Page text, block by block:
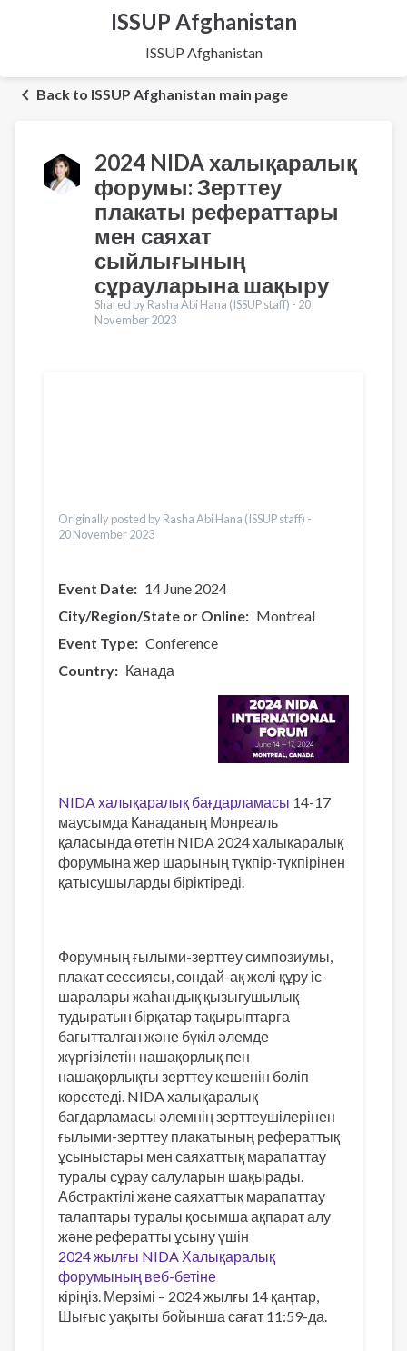
ISSUP Afghanistan
ISSUP Afghanistan
Back to ISSUP Afghanistan main page
2024 NIDA халықаралық
форумы: Зерттеу
плакаты рефераттары
мен саяхат
сыйлығының
сұрауларына шақыру
Shared by Rasha Abi Hana (ISSUP staff) - 20
November 2023
Originally posted by Rasha Abi Hana (ISSUP staff) -
20 November 2023
Event Date
14 June 2024
City/Region/State or Online
Montreal
Event Type
Conference
Country
Канада
NIDA халықаралық бағдарламасы 14-17
маусымда Канаданың Монреаль
қаласында өтетін NIDA 2024 халықаралық
форумына жер шарының түкпір-түкпірінен
қатысушыларды біріктіреді.
Форумның ғылыми-зерттеу симпозиумы,
плакат сессиясы, сондай-ақ желі құру іс-
шаралары жаһандық қызығушылық
тудыратын бірқатар тақырыптарға
бағытталған және бүкіл әлемде
жүргізілетін нашақорлық пен
нашақорлықты зерттеу кешенін бөліп
көрсетеді. NIDA халықаралық
бағдарламасы әлемнің зерттеушілерінен
ғылыми-зерттеу плакатының рефераттық
ұсыныстары мен саяхаттық марапаттау
туралы сұрау салуларын шақырады.
Абстрактілі және саяхаттық марапаттау
талаптары туралы қосымша ақпарат алу
және рефератты ұсыну үшін
2024 жылғы NIDA Халықаралық
форумының веб-бетіне
кіріңіз. Мерзімі – 2024 жылғы 14 қаңтар,
Шығыс уақыты бойынша сағат 11:59-да.